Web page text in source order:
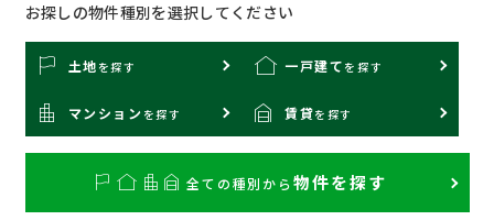
お探しの物件種別を選択してください
土地 を探す 一戸建て を探す
マンション を探す 賃貸を 探す
全ての種別から物件を探す